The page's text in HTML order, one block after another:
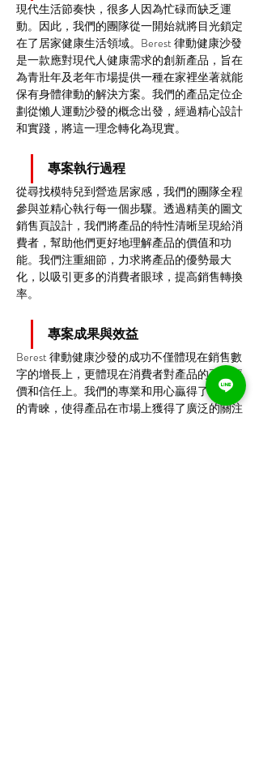
現代生活節奏快，很多人因為忙碌而缺乏運
動。因此，我們的團隊從一開始就將目光鎖定
在了居家健康生活領域。Berest 律動健康沙發
是一款應對現代人健康需求的創新產品，旨在
為青壯年及老年市場提供一種在家裡坐著就能
保有身體律動的解決方案。我們的產品定位企
劃從懶人運動沙發的概念出發，經過精心設計
和實踐，將這一理念轉化為現實。
專案執行過程
從尋找模特兒到營造居家感，我們的團隊全程
參與並精心執行每一個步驟。透過精美的圖文
銷售頁設計，我們將產品的特性清晰呈現給消
費者，幫助他們更好地理解產品的價值和功
能。我們注重細節，力求將產品的優勢最大
化，以吸引更多的消費者眼球，提高銷售轉換
率。
專案成果與效益
Berest 律動健康沙發的成功不僅體現在銷售數
字的增長上，更體現在消費者對產品的正面評
價和信任上。我們的專業和用心贏得了消費者
的青睞，使得產品在市場上獲得了廣泛的關注